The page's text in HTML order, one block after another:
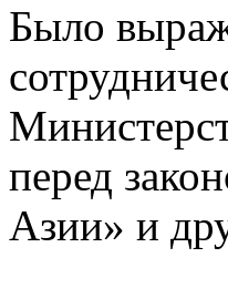
Было
перед
Азии» и